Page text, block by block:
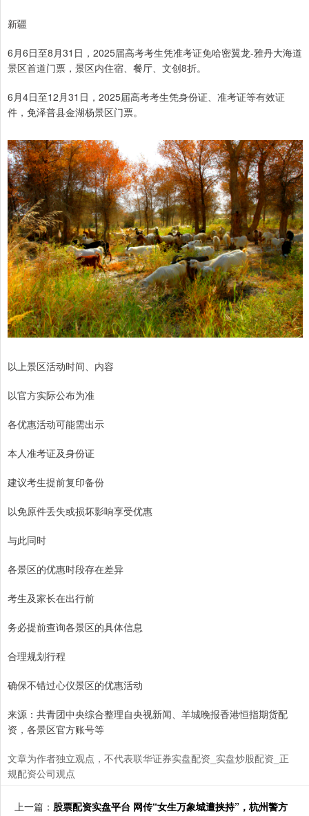
新疆
6月6日至8月31日，2025届高考考生凭准考证免哈密翼龙-雅丹大海道
景区首道门票，景区内住宿、餐厅、文创8折。
6月4日至12月31日，2025届高考考生凭身份证、准考证等有效证
件，免泽普县金湖杨景区门票。
以上景区活动时间、内容
以官方实际公布为准
各优惠活动可能需出示
本人准考证及身份证
建议考生提前复印备份
以免原件丢失或损坏影响享受优惠
与此同时
各景区的优惠时段存在差异
考生及家长在出行前
务必提前查询各景区的具体信息
合理规划行程
确保不错过心仪景区的优惠活动
来源：共青团中央综合整理自央视新闻、羊城晚报香港恒指期货配
资，各景区官方账号等
文章为作者独立观点，不代表联华证券实盘配资_实盘炒股配资_正
规配资公司观点
上一篇： 股票配资实盘平台 网传“女生万象城遭挟持”，杭州警方